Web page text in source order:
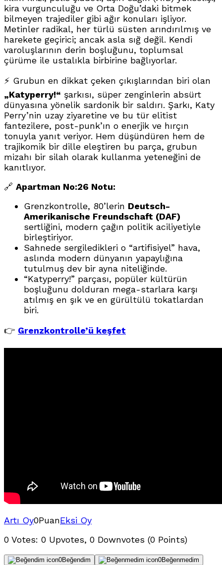
kira vurgunculuğu ve Orta Doğu’daki bitmek
bilmeyen trajediler gibi ağır konuları işliyor.
Metinler radikal, her türlü süsten arındırılmış ve
harekete geçirici; ancak asla sığ değil. Kendi
varoluşlarının derin boşluğunu, toplumsal
çürüme ile ustalıkla birbirine bağlıyorlar.
⚡ Grubun en dikkat çeken çıkışlarından biri olan
„Katyperry!“ şarkısı, süper zenginlerin absürt
dünyasına yönelik sardonik bir saldırı. Şarkı, Katy
Perry’nin uzay ziyaretine ve bu tür elitist
fantezilere, post-punk’ın o enerjik ve hırçın
tonuyla yanıt veriyor. Hem düşündüren hem de
trajikomik bir dille eleştiren bu parça, grubun
mizahı bir silah olarak kullanma yeteneğini de
kanıtlıyor.
🔗 Apartman No:26 Notu:
Grenzkontrolle, 80’lerin Deutsch-
Amerikanische Freundschaft (DAF)
sertliğini, modern çağın politik aciliyetiyle
birleştiriyor.
Sahnede sergiledikleri o “artifisiyel” hava,
aslında modern dünyanın yapaylığına
tutulmuş dev bir ayna niteliğinde.
“Katyperry!” parçası, popüler kültürün
boşluğunu dolduran mega-starlara karşı
atılmış en şık ve en gürültülü tokatlardan
biri.
👉 Grenzkontrolle’ü keşfet
Artı Oy0PuanEksi Oy
0 Votes: 0 Upvotes, 0 Downvotes (0 Points)
0Beğendim 0Beğenmedim